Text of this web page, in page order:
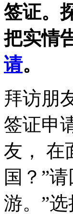
签证。
把实情
请。
拜访朋
签证申
友， 在
国？”
游。”